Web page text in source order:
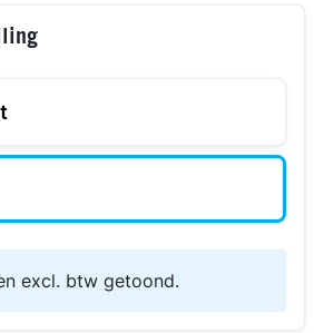
excl. btw getoond.